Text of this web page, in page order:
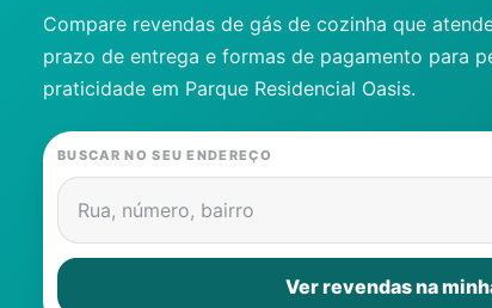
Compare revendas de gás de cozinha que
prazo de entrega e formas de pagamento para
praticidade em Parque Residencial Oasis.
BUSCAR NO SEU ENDEREÇO
Rua, número, bairro
Ver revendas na